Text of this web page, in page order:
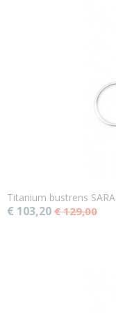
Titanium bustrens SARA
€ 103,20 € 129,00